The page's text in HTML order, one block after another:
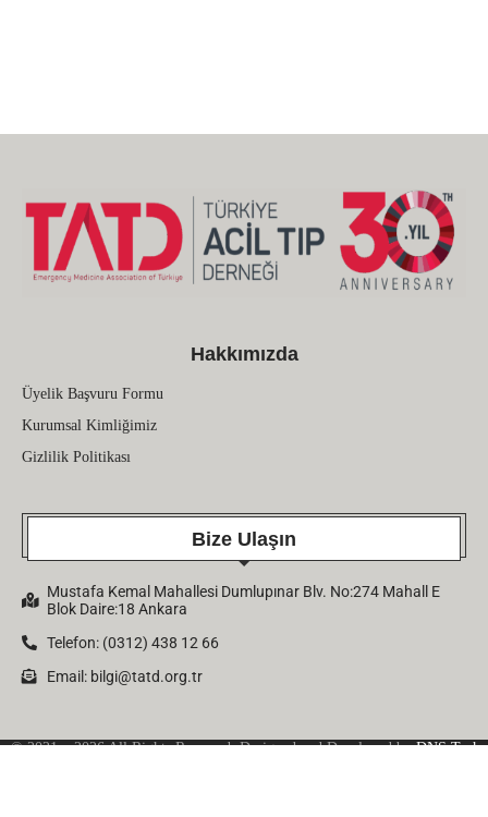
Hakkımızda
Üyelik Başvuru Formu
Kurumsal Kimliğimiz
Gizlilik Politikası
Bize Ulaşın
Mustafa Kemal Mahallesi Dumlupınar Blv. No:274 Mahall E
Blok Daire:18 Ankara
Telefon: (0312) 438 12 66
Email: bilgi@tatd.org.tr
© 2021 – 2026 All Rights Reserved. Designed and Developed byDNS Tech